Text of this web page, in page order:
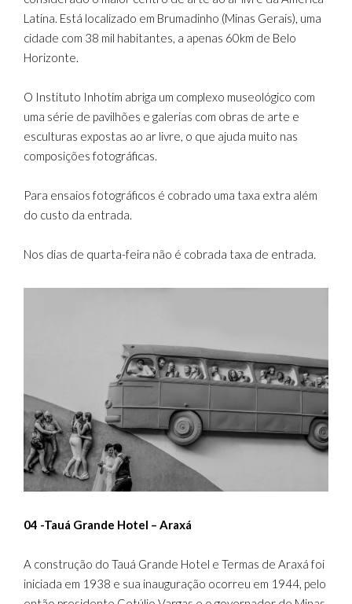
Latina. Está localizado em Brumadinho (Minas Gerais), uma
cidade com 38 mil habitantes, a apenas 60km de Belo
Horizonte.
O Instituto Inhotim abriga um complexo museológico com
uma série de pavilhões e galerias com obras de arte e
esculturas expostas ao ar livre, o que ajuda muito nas
composições fotográficas.
Para ensaios fotográficos é cobrado uma taxa extra além
do custo da entrada.
Nos dias de quarta-feira não é cobrada taxa de entrada.
04 -Tauá Grande Hotel – Araxá
A construção do Tauá Grande Hotel e Termas de Araxá foi
iniciada em 1938 e sua inauguração ocorreu em 1944, pelo